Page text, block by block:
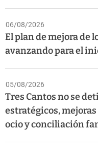
06/08/2026
El plan de mejora de
avanzando para el
05/08/2026
Tres Cantos no se
estratégicos,
ocio y conciliación